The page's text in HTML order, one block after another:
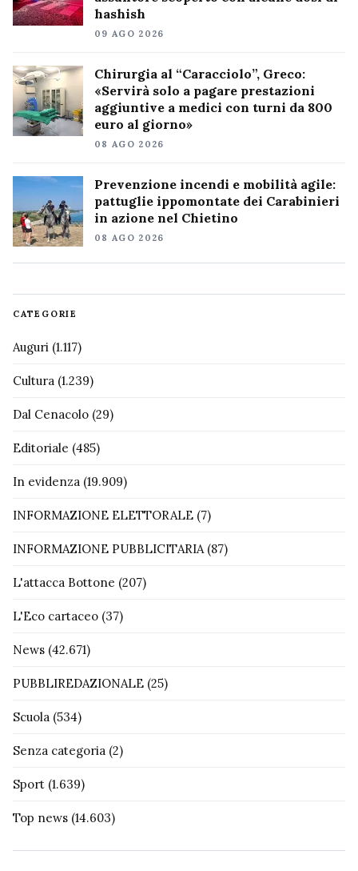
hashish
09 AGO 2026
Chirurgia al “Caracciolo”, Greco:
«Servirà solo a pagare prestazioni
aggiuntive a medici con turni da 800
euro al giorno»
08 AGO 2026
Prevenzione incendi e mobilità agile:
pattuglie ippomontate dei Carabinieri
in azione nel Chietino
08 AGO 2026
CATEGORIE
Auguri (1.117)
Cultura (1.239)
Dal Cenacolo (29)
Editoriale (485)
In evidenza (19.909)
INFORMAZIONE ELETTORALE (7)
INFORMAZIONE PUBBLICITARIA(87)
L'attacca Bottone (207)
L'Eco cartaceo (37)
News (42.671)
PUBBLIREDAZIONALE (25)
Scuola (534)
Senza categoria (2)
Sport (1.639)
Top news (14.603)